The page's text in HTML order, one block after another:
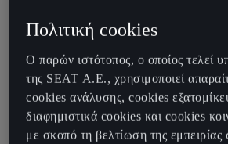
ρυθμίσεις - πληροφορίες οχήματος»
Η επόμενη ενημέρωση θα είναι διαθέσιμη
Πολιτική cookies
Ο παρών ιστότοπος, ο οποίος τελεί
της SEAT Α.Ε., χρησιμοποιεί
cookies ανάλυσης, cookies
διαφημιστικά cookies και cookies
με σκοπό τη βελτίωση της εμπειρίας